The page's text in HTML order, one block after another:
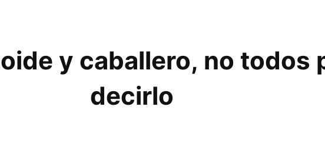
y caballero, no todos
decirlo